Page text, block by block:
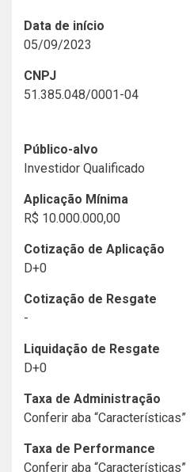
Data de início
05/09/2023
CNPJ
51.385.048/0001-04
Público-alvo
Investidor Qualificado
Aplicação Mínima
R$ 10.000.000,00
Cotização de Aplicação
D+0
Cotização de Resgate
-
Liquidação de Resgate
D+0
Taxa de Administração
Conferir aba “Características”
Taxa de Performance
Conferir aba “Características”